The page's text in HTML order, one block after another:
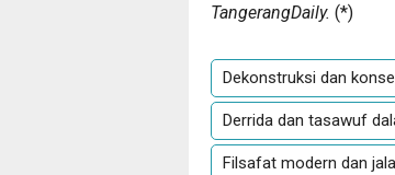
TangerangDaily. (*)
Dekonstruksi dan
Derrida dan tasawuf
Filsafat modern dan